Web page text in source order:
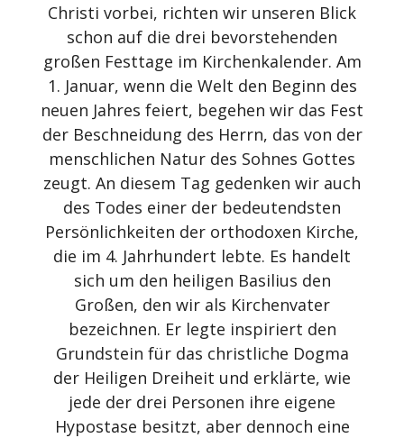
Christi vorbei, richten wir unseren Blick
schon auf die drei bevorstehenden
großen Festtage im Kirchenkalender. Am
1. Januar, wenn die Welt den Beginn des
neuen Jahres feiert, begehen wir das Fest
der Beschneidung des Herrn, das von der
menschlichen Natur des Sohnes Gottes
zeugt. An diesem Tag gedenken wir auch
des Todes einer der bedeutendsten
Persönlichkeiten der orthodoxen Kirche,
die im 4. Jahrhundert lebte. Es handelt
sich um den heiligen Basilius den
Großen, den wir als Kirchenvater
bezeichnen. Er legte inspiriert den
Grundstein für das christliche Dogma
der Heiligen Dreiheit und erklärte, wie
jede der drei Personen ihre eigene
Hypostase besitzt, aber dennoch eine